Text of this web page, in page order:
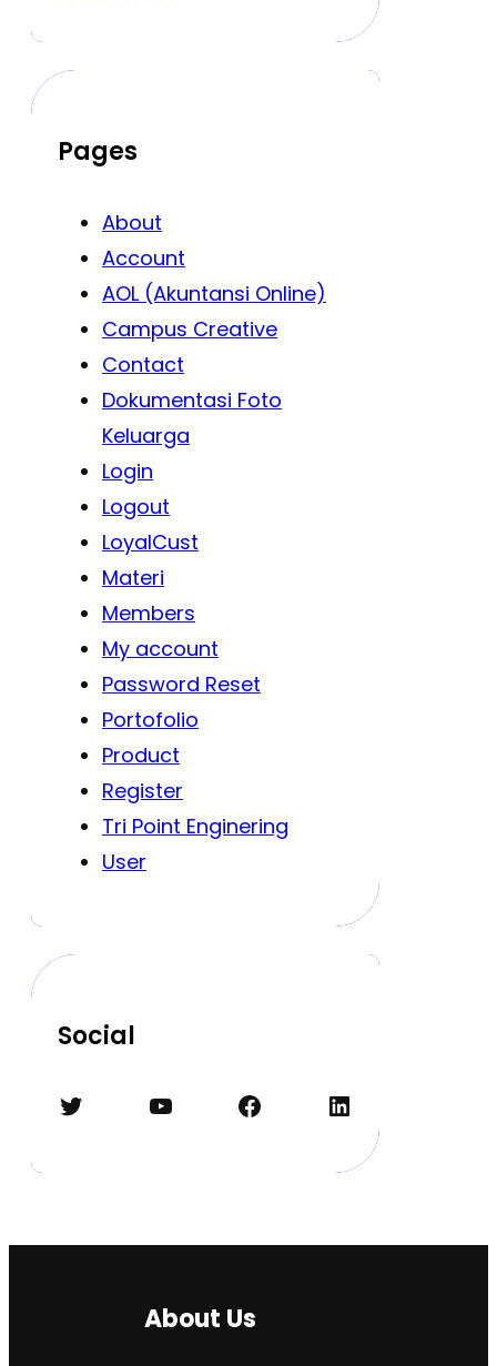
Pages
About
Account
AOL (Akuntansi Online)
Campus Creative
Contact
Dokumentasi Foto
Keluarga
Login
Logout
LoyalCust
Materi
Members
My account
Password Reset
Portofolio
Product
Register
Tri Point Enginering
User
Social
Twitter YouTube Facebook LinkedIn
About Us